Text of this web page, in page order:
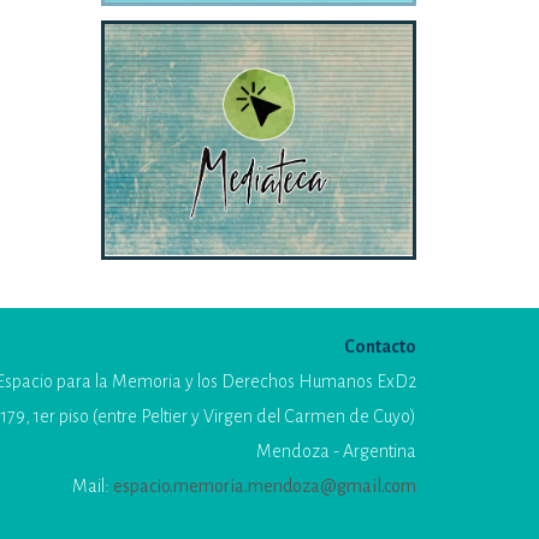
Contacto
Espacio para la Memoria y los Derechos Humanos ExD2
1er piso (entre Peltier y Virgen del Carmen de Cuyo)
Mendoza - Argentina
Mail: espacio.memoria.mendoza@gmail.com